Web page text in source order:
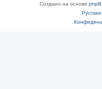
Создано на основе